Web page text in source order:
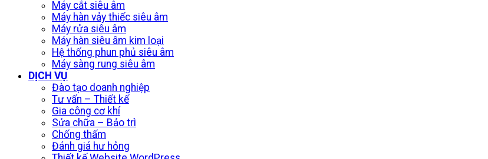
Máy cắt siêu âm
Máy hàn vảy thiếc siêu âm
Máy rửa siêu âm
Máy hàn siêu âm kim loại
Hệ thống phun phủ siêu âm
Máy sàng rung siêu âm
DỊCH VỤ
Đào tạo doanh nghiệp
Tư vấn – Thiết kế
Gia công cơ khí
Sửa chữa – Bảo trì
Chống thấm
Đánh giá hư hỏng